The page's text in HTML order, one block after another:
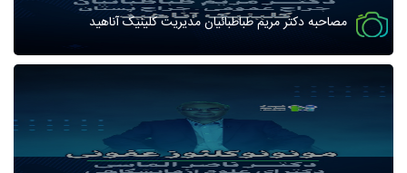
مصاحبه دکتر مریم طباطبائیان مدیریت کلینیک آناهید